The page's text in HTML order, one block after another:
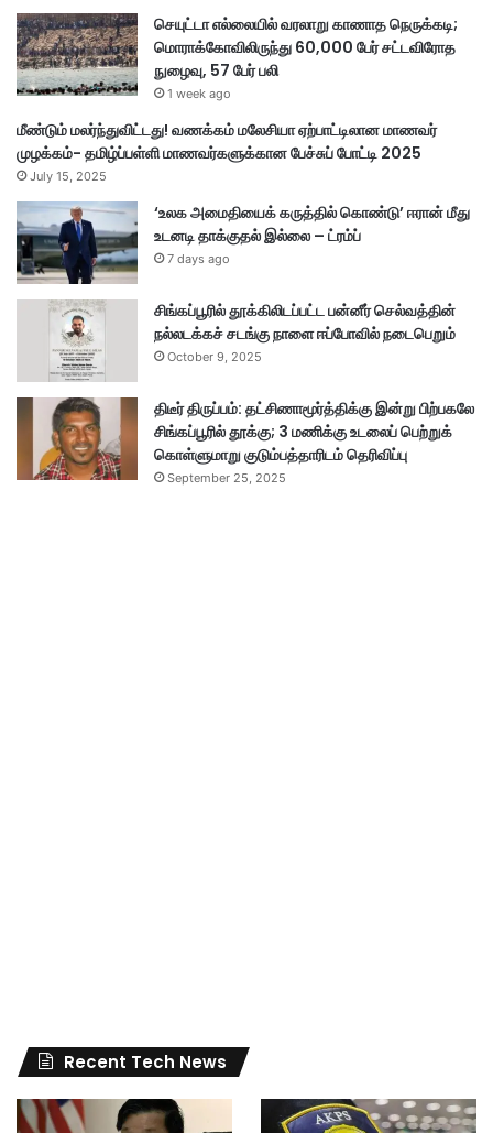
செயுட்டா எல்லையில் வரலாறு காணாத நெருக்கடி;
மொராக்கோவிலிருந்து 60,000 பேர் சட்டவிரோத
நுழைவு, 57 பேர் பலி
1 week ago
மீண்டும் மலர்ந்துவிட்டது! வணக்கம் மலேசியா ஏற்பாட்டிலான மாணவர்
முழக்கம்- தமிழ்ப்பள்ளி மாணவர்களுக்கான பேச்சுப் போட்டி 2025
July 15, 2025
‘உலக அமைதியைக் கருத்தில் கொண்டு’ ஈரான் மீது
உடனடி தாக்குதல் இல்லை – ட்ரம்ப்
7 days ago
சிங்கப்பூரில் தூக்கிலிடப்பட்ட பன்னீர் செல்வத்தின்
நல்லடக்கச் சடங்கு நாளை ஈப்போவில் நடைபெறும்
October 9, 2025
திடீர் திருப்பம்: தட்சிணாமூர்த்திக்கு இன்று பிற்பகலே
சிங்கப்பூரில் தூக்கு; 3 மணிக்கு உடலைப் பெற்றுக்
கொள்ளுமாறு குடும்பத்தாரிடம் தெரிவிப்பு
September 25, 2025
Recent Tech News